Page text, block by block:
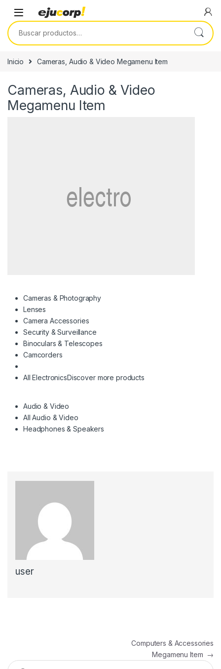
Buscar por:
Inicio Cameras, Audio & Video Megamenu Item
Cameras, Audio & Video
Megamenu Item
Cameras & Photography
Lenses
Camera Accessories
Security & Surveillance
Binoculars & Telescopes
Camcorders
All ElectronicsDiscover more products
Audio & Video
All Audio & Video
Headphones & Speakers
user
Navegación de entradasComputers & Accessories
Megamenu Item →
Buscar: